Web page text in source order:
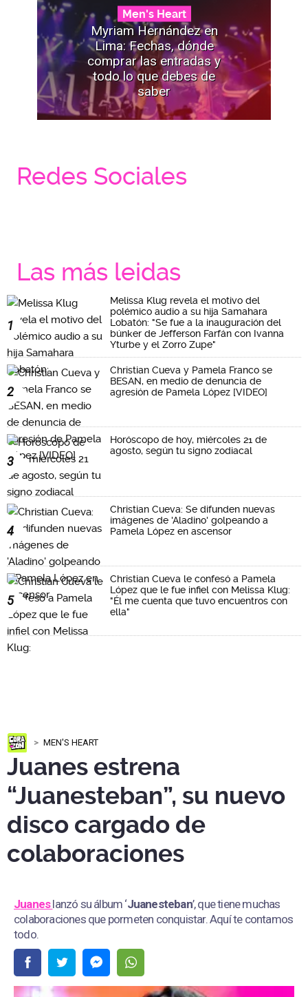
Men's Heart
Myriam Hernández en
Lima: Fechas, dónde
comprar las entradas y
todo lo que debes de
saber
Redes Sociales
Las más leidas
1
Melissa Klug revela el motivo del
polémico audio a su hija Samahara
Lobatón: "Se fue a la inauguración del
búnker de Jefferson Farfán con Ivanna
Yturbe y el Zorro Zupe"
2
Christian Cueva y Pamela Franco se
BESAN, en medio de denuncia de
agresión de Pamela López [VIDEO]
3
Horóscopo de hoy, miércoles 21 de
agosto, según tu signo zodiacal
4
Christian Cueva: Se difunden nuevas
imágenes de 'Aladino' golpeando a
Pamela López en ascensor
5
Christian Cueva le confesó a Pamela
López que le fue infiel con Melissa Klug:
"Él me cuenta que tuvo encuentros con
ella"
MEN'S HEART
Juanes estrena
“Juanesteban”, su nuevo
disco cargado de
colaboraciones
Juaneslanzó su álbum ‘Juanesteban’, que tiene muchas
colaboraciones que pormeten conquistar. Aquí te contamos
todo.